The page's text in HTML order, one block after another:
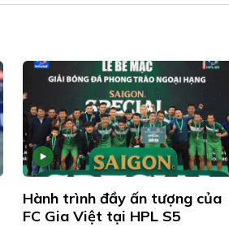
Hành trình đầy ấn tượng của
FC Gia Việt tại HPL S5